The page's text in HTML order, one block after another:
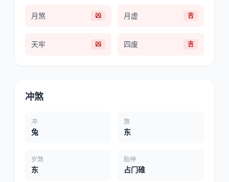
月煞 凶 月虚 吉
天牢 凶 四废 吉
冲煞
冲
兔
煞
东
岁煞
东
胎神
占门碓